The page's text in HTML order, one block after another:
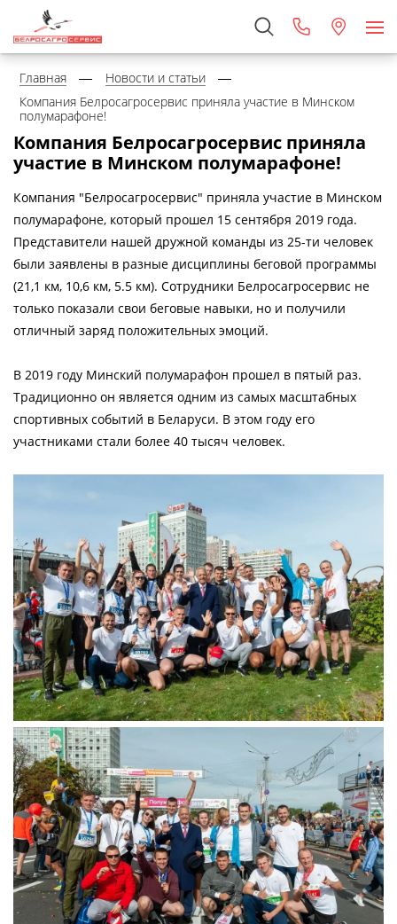
Главная
Новости и статьи
Компания Белросагросервис приняла участие в Минском
полумарафоне!
Компания Белросагросервис приняла
участие в Минском полумарафоне!
Компания "Белросагросервис" приняла участие в Минском
полумарафоне, который прошел 15 сентября 2019 года.
Представители нашей дружной команды из 25-ти человек
были заявлены в разные дисциплины беговой программы
(21,1 км, 10,6 км, 5.5 км). Сотрудники Белросагросервис не
только показали свои беговые навыки, но и получили
отличный заряд положительных эмоций.
В 2019 году Минский полумарафон прошел в пятый раз.
Традиционно он является одним из самых масштабных
спортивных событий в Беларуси. В этом году его
участниками стали более 40 тысяч человек.